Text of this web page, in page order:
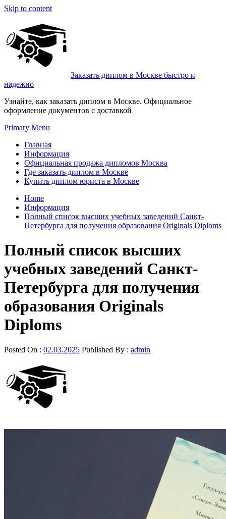
Skip to content
Заказать диплом в Москве быстро и
надежно
Узнайте, как заказать диплом в Москве. Официальное
оформление документов с доставкой
Primary Menu
Главная
Информация
Официальная продажа дипломов Москва
Где заказать диплом в Москве
Купить диплом юриста в Москве
Home
Информация
Полный список высших учебных заведений Санкт-
Петербурга для получения образования Originals Diploms
Полный список высших
учебных заведений Санкт-
Петербурга для получения
образования Originals
Diploms
Posted On : 02.03.2025 Published By : admin